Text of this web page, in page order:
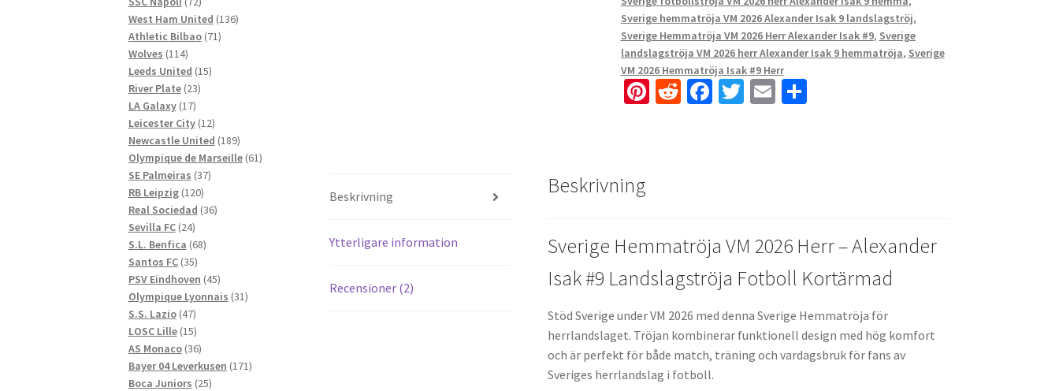
Sverige hemmatröja VM 2026 Alexander Isak 9 landslagströj,
Sverige Hemmatröja VM 2026 Herr Alexander Isak #9, Sverige
landslagströja VM 2026 herr Alexander Isak 9 hemmatröja, Sverige
VM 2026 Hemmatröja Isak #9 Herr
Pi R Fa T E D
Beskrivning
Ytterligare information
Recensioner (2)
Beskrivning
Sverige Hemmatröja VM 2026 Herr – Alexander
Isak #9 Landslagströja Fotboll Kortärmad
Stöd Sverige under VM 2026 med denna Sverige Hemmatröja för
herrlandslaget. Tröjan kombinerar funktionell design med hög komfort
och är perfekt för både match, träning och vardagsbruk för fans av
Sveriges herrlandslag i fotboll.
produkter
West Ham United 136136
Athletic Bilbao 7171
Wolves 114114
produkter
Leeds United 1515
River Plate 2323
LA Galaxy 1717
produkter
Leicester City 1212
produkter
Newcastle United 189189
produkter
Olympique de Marseille 6161
SE Palmeiras 3737
RB Leipzig 120120
produkter
Real Sociedad 3636
Sevilla FC 2424
produkter
S.L. Benfica 6868
Santos FC 3535
produkter
PSV Eindhoven 4545
produkter
Olympique Lyonnais 3131
S.S. Lazio 4747
produkter
LOSC Lille 1515
produkter
AS Monaco 3636
produkter
Bayer 04 Leverkusen 171171
Boca Juniors 2525